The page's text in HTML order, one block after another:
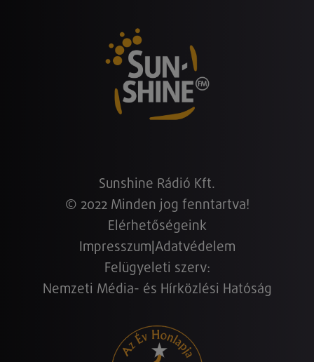
Sunshine Rádió Kft.
© 2022 Minden jog fenntartva!
Elérhetőségeink
Impresszum Adatvédelem
Felügyeleti szerv:
Nemzeti Média- és Hírközlési Hatóság